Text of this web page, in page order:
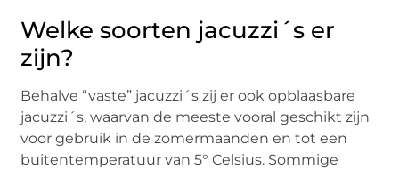
Welke soorten jacuzzi´s er
zijn?
Behalve “vaste” jacuzzi´s zij er ook opblaasbare
jacuzzi´s, waarvan de meeste vooral geschikt zijn
voor gebruik in de zomermaanden en tot een
buitentemperatuur van 5° Celsius. Sommige